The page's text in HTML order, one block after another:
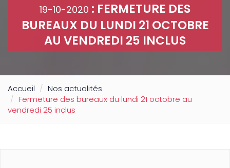
19-10-2020 : FERMETURE DES
BUREAUX DU LUNDI 21 OCTOBRE
AU VENDREDI 25 INCLUS
Accueil
Nos actualités
Fermeture des bureaux du lundi 21 octobre au
vendredi 25 inclus